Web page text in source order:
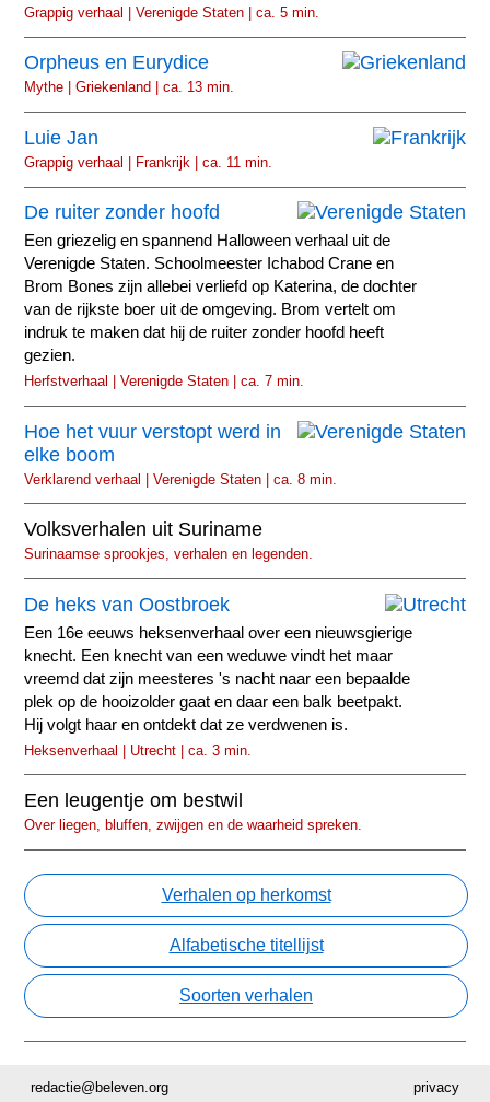
Grappig verhaal | Verenigde Staten | ca. 5 min.
Orpheus en Eurydice
Mythe | Griekenland | ca. 13 min.
Luie Jan
Grappig verhaal | Frankrijk | ca. 11 min.
De ruiter zonder hoofd
Een griezelig en spannend Halloween verhaal uit de
Verenigde Staten. Schoolmeester Ichabod Crane en
Brom Bones zijn allebei verliefd op Katerina, de dochter
van de rijkste boer uit de omgeving. Brom vertelt om
indruk te maken dat hij de ruiter zonder hoofd heeft
gezien.
Herfstverhaal | Verenigde Staten | ca. 7 min.
Hoe het vuur verstopt werd in
elke boom
Verklarend verhaal | Verenigde Staten | ca. 8 min.
Volksverhalen uit Suriname
Surinaamse sprookjes, verhalen en legenden.
De heks van Oostbroek
Een 16e eeuws heksenverhaal over een nieuwsgierige
knecht. Een knecht van een weduwe vindt het maar
vreemd dat zijn meesteres 's nacht naar een bepaalde
plek op de hooizolder gaat en daar een balk beetpakt.
Hij volgt haar en ontdekt dat ze verdwenen is.
Heksenverhaal | Utrecht | ca. 3 min.
Een leugentje om bestwil
Over liegen, bluffen, zwijgen en de waarheid spreken.
Verhalen op herkomst
Alfabetische titellijst
Soorten verhalen
privacy
redactie@beleven.org